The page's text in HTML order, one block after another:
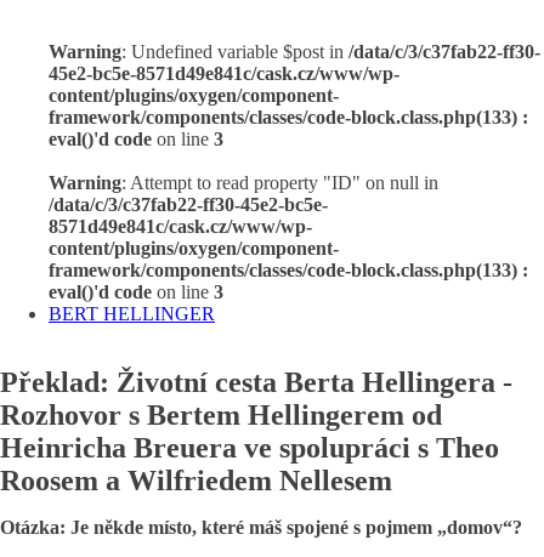
Warning: Undefined variable $post in /data/c/3/c37fab22-ff30-
45e2-bc5e-8571d49e841c/cask.cz/www/wp-
content/plugins/oxygen/component-
framework/components/classes/code-block.class.php(133) :
eval()'d code on line 3
Warning: Attempt to read property "ID" on null in
/data/c/3/c37fab22-ff30-45e2-bc5e-
8571d49e841c/cask.cz/www/wp-
content/plugins/oxygen/component-
framework/components/classes/code-block.class.php(133) :
eval()'d code on line 3
BERT HELLINGER
Překlad: Životní cesta Berta Hellingera -
Rozhovor s Bertem Hellingerem od
Heinricha Breuera ve spolupráci s Theo
Roosem a Wilfriedem Nellesem
Otázka: Je někde místo, které máš spojené s pojmem „domov“?